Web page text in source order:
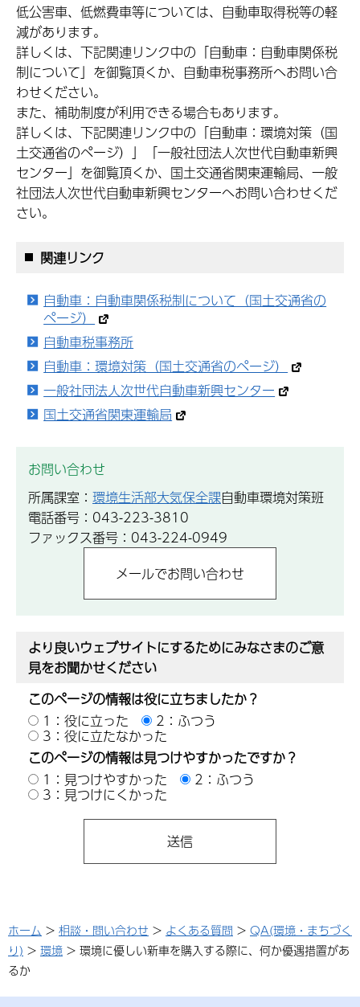
低公害車、低燃費車等については、自動車取得税等の軽
減があります。
詳しくは、下記関連リンク中の「自動車：自動車関係税
制について」を御覧頂くか、自動車税事務所へお問い合
わせください。
また、補助制度が利用できる場合もあります。
詳しくは、下記関連リンク中の「自動車：環境対策（国
土交通省のページ）」「一般社団法人次世代自動車新興
センター」を御覧頂くか、国土交通省関東運輸局、一般
社団法人次世代自動車新興センターへお問い合わせくだ
さい。
関連リンク
自動車：自動車関係税制について（国土交通省の
ページ）
自動車税事務所
自動車：環境対策（国土交通省のページ）
一般社団法人次世代自動車新興センター
国土交通省関東運輸局
お問い合わせ
所属課室： 環境生活部大気保全課自動車環境対策班
電話番号：043-223-3810
ファックス番号：043-224-0949
より良いウェブサイトにするためにみなさまのご意
見をお聞かせください
このページの情報は役に立ちましたか？
1：役に立った
2：ふつう
3：役に立たなかった
このページの情報は見つけやすかったですか？
1：見つけやすかった
2：ふつう
3：見つけにくかった
ホーム > 相談・問い合わせ > よくある質問 > QA(環境・まちづく
り) > 環境 > 環境に優しい新車を購入する際に、何か優遇措置があ
るか